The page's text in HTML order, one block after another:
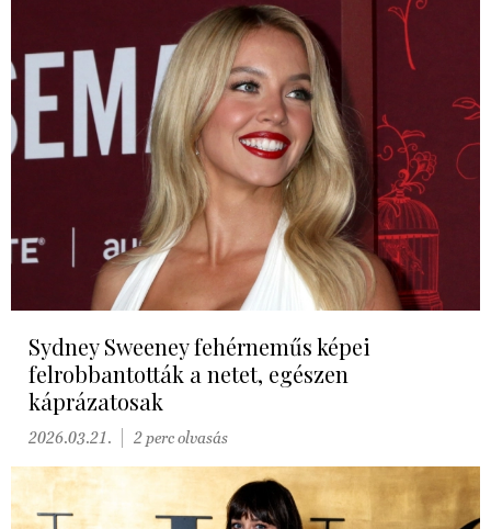
Sydney Sweeney fehérneműs képei
felrobbantották a netet, egészen
káprázatosak
2026.03.21. 2 perc olvasás